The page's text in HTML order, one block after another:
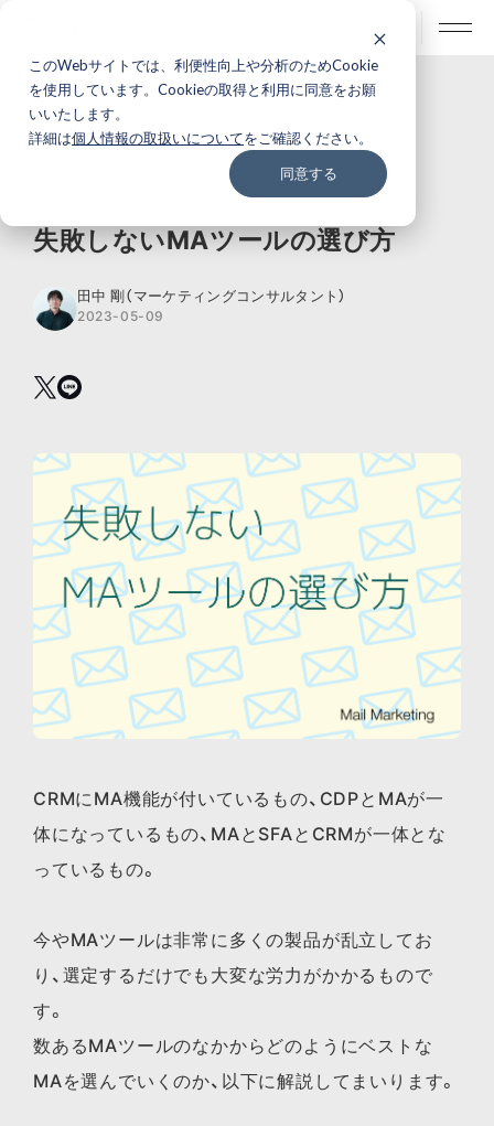
このWebサイトでは、利便性向上や分析のためCookie
を使用しています。Cookieの取得と利用に同意をお願
いいたします。
詳細は個人情報の取扱いについてをご確認ください。
同意する
ナレッジ・ノウハウ
# デジタルマーケティング
失敗しないMAツールの選び方
田中 剛（マーケティングコンサルタント）
2023-05-09
CRMにMA機能が付いているもの、CDPとMAが一
体になっているもの、MAとSFAとCRMが一体とな
っているもの。
今やMAツールは非常に多くの製品が乱立してお
り、選定するだけでも大変な労力がかかるもので
す。
数あるMAツールのなかからどのようにベストな
MAを選んでいくのか、以下に解説してまいります。